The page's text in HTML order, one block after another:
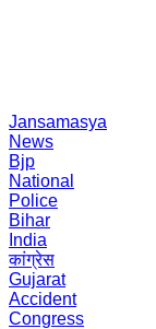
Jansamasya
News
Bjp
National
Police
Bihar
India
कांग्रेस
Gujarat
Accident
Congress